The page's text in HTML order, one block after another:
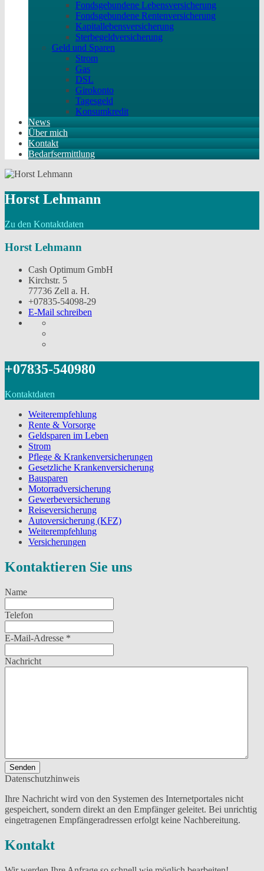
Fondsgebundene Lebensversicherung
Fondsgebundene Rentenversicherung
Kapitallebensversicherung
Sterbegeldversicherung
Geld und Sparen
Strom
Gas
DSL
Girokonto
Tagesgeld
Konsumkredit
News
Über mich
Kontakt
Bedarfsermittlung
Horst Lehmann
Zu den Kontaktdaten
Horst Lehmann
Cash Optimum GmbH
Kirchstr. 5
77736 Zell a. H.
+07835-54098-29
E-Mail schreiben
+07835-540980
Kontaktdaten
Weiterempfehlung
Rente & Vorsorge
Geldsparen im Leben
Strom
Pflege & Krankenversicherungen
Gesetzliche Krankenversicherung
Bausparen
Motorradversicherung
Gewerbeversicherung
Reiseversicherung
Autoversicherung (KFZ)
Weiterempfehlung
Versicherungen
Kontaktieren Sie uns
Name
Telefon
E-Mail-Adresse *
Nachricht
Senden
Datenschutzhinweis
Ihre Nachricht wird von den Systemen des Internetportales nicht
gespeichert, sondern direkt an den Empfänger geleitet. Bei unrichtig
eingetragenen Empfängeradressen erfolgt keine Nachbereitung.
Kontakt